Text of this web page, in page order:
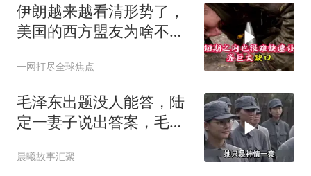
伊朗越来越看清形势了，
美国的西方盟友为啥不参
一网打尽全球焦点
毛泽东出题没人能答，陆
定一妻子说出答案，毛主
晨曦故事汇聚